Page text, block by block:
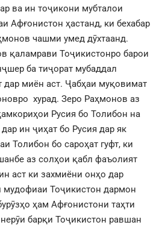
ва ин тоҷикони мубталои
Афғонистон ҳастанд, ки бехабар
чашми умед дӯхтаанд.
қаламрави Тоҷикистонро барои
ба тиҷорат мубаддал
дар миён аст. Ҷабҳаи муқовимат
хурад. Зеро Раҳмонов аз
Русия бо Толибон на
ин ҷиҳат бо Русия дар як
Толибон бо сароҳат гуфт, ки
аз солҳои қабл фаъолият
аст ки захмиёни онҳо дар
мудофиаи Тоҷикистон дармон
ҳам Афғонистони таҳти
барқи Тоҷикистон равшан